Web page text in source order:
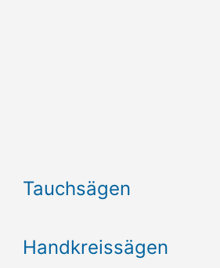
Tauchsägen
Handkreissägen